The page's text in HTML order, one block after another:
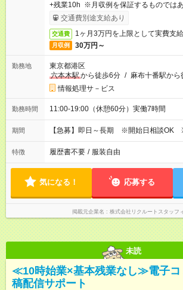
+残業10h ※月収例を保証するものでは
取りサービス利用可（利用条件有）
交通費別途支給あり
交通費 1ヶ月3万円を上限として実費支給
月収例 30万円～
勤務地
東京都港区
六本木駅から徒歩6分 / 麻布十番駅から
情報処理サ－ビス
勤務時間 11:00-19:00（休憩60分）実働7時間
期間 【急募】即日～長期 ※開始日相談OK
特徴 履歴書不要 / 服装自由
気になる！ 応募する
掲載元企業名 株式会社リクルートスタッフ
未読
≪10時始業×基本残業なし≫電子コ
稿配信サポート